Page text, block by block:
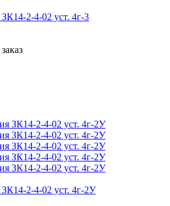
2-4-02 уст. 4г-3
ЗК14-2-4-02 уст. 4г-2У